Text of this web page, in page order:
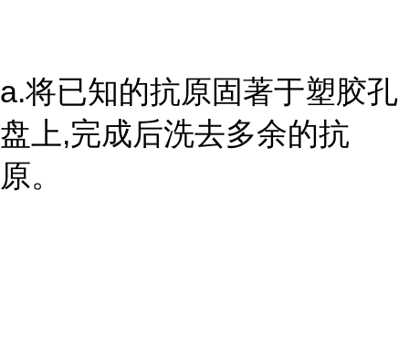
a.将已知的抗原固著于塑胶孔
盘上,完成后洗去多余的抗
原。